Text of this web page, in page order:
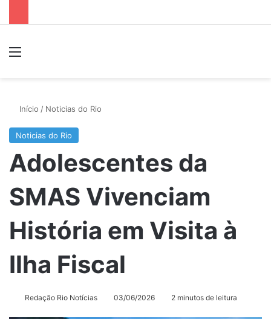
Início / Noticias do Rio
Noticias do Rio
Adolescentes da
SMAS Vivenciam
História em Visita à
Ilha Fiscal
Redação Rio Notícias 03/06/2026 2 minutos de leitura